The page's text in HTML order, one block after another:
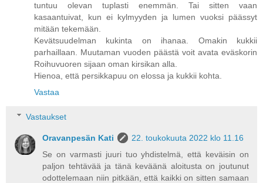
tuntuu olevan tuplasti enemmän. Tai sitten vaan
kasaantuivat, kun ei kylmyyden ja lumen vuoksi päässyt
mitään tekemään.
Kevätsuudelman kukinta on ihanaa. Omakin kukkii
parhaillaan. Muutaman vuoden päästä voit avata eväskorin
Roihuvuoren sijaan oman kirsikan alla.
Hienoa, että persikkapuu on elossa ja kukkii kohta.
Vastaa
Vastaukset
Oravanpesän Kati
22. toukokuuta 2022 klo 11.16
Se on varmasti juuri tuo yhdistelmä, että keväisin on
paljon tehtävää ja tänä keväänä aloitusta on joutunut
odottelemaan niin pitkään, että kaikki on sitten samaan